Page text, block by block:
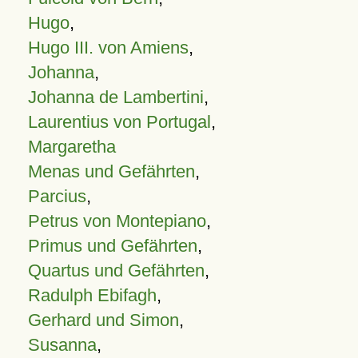
Hugo,
Hugo III. von Amiens,
Johanna,
Johanna de Lambertini,
Laurentius von Portugal,
Margaretha
Menas und Gefährten,
Parcius,
Petrus von Montepiano,
Primus und Gefährten,
Quartus und Gefährten,
Radulph Ebifagh,
Gerhard und Simon,
Susanna,